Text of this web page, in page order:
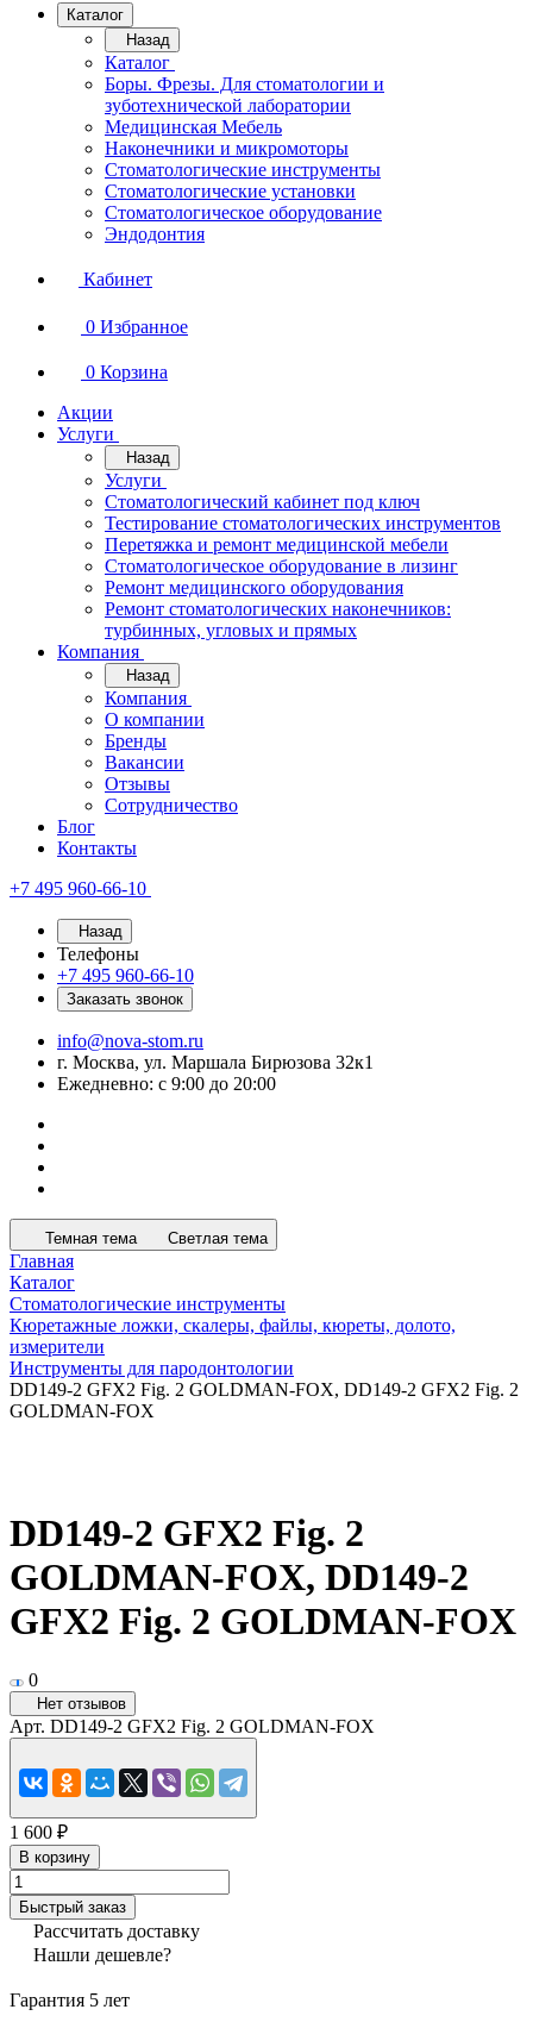
Каталог
Назад
Каталог
Боры. Фрезы. Для стоматологии и
зуботехнической лаборатории
Медицинская Мебель
Наконечники и микромоторы
Стоматологические инструменты
Стоматологические установки
Стоматологическое оборудование
Эндодонтия
Кабинет
0 Избранное
0 Корзина
Акции
Услуги
Назад
Услуги
Стоматологический кабинет под ключ
Тестирование стоматологических инструментов
Перетяжка и ремонт медицинской мебели
Стоматологическое оборудование в лизинг
Ремонт медицинского оборудования
Ремонт стоматологических наконечников:
турбинных, угловых и прямых
Компания
Назад
Компания
О компании
Бренды
Вакансии
Отзывы
Сотрудничество
Блог
Контакты
+7 495 960-66-10
Назад
Телефоны
+7 495 960-66-10
Заказать звонок
info@nova-stom.ru
г. Москва, ул. Маршала Бирюзова 32к1
Ежедневно: с 9:00 до 20:00
Темная тема Светлая тема
Главная
Каталог
Стоматологические инструменты
Кюретажные ложки, скалеры, файлы, кюреты, долото,
измерители
Инструменты для пародонтологии
DD149-2 GFX2 Fig. 2 GOLDMAN-FOX, DD149-2 GFX2 Fig. 2
GOLDMAN-FOX
DD149-2 GFX2 Fig. 2
GOLDMAN-FOX, DD149-2
GFX2 Fig. 2 GOLDMAN-FOX
0
Нет отзывов
Арт. DD149-2 GFX2 Fig. 2 GOLDMAN-FOX
1 600 ₽
В корзину
Быстрый заказ
Рассчитать доставку
Нашли дешевле?
Гарантия 5 лет